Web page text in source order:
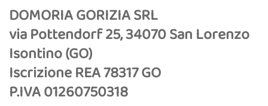
DOMORIA GORIZIA SRL
via Pottendorf 25, 34070 San Lorenzo
Isontino (GO)
Iscrizione REA 78317 GO
P.IVA 01260750318